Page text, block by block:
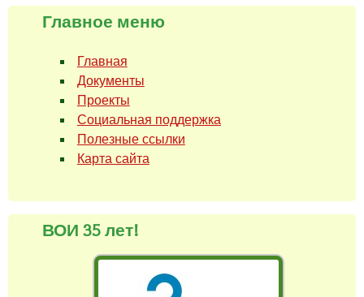
Главное меню
Главная
Документы
Проекты
Социальная поддержка
Полезные ссылки
Карта сайта
ВОИ 35 лет!